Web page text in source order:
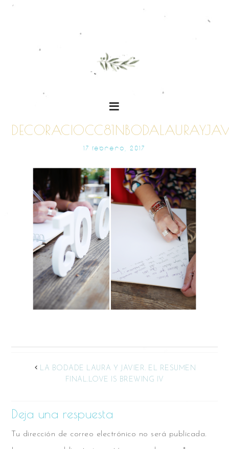
17 FEBRERO, 2017
LA BODADE LAURA Y JAVIER. EL RESUMEN
FINAL.LOVE IS BREWING IV
Deja una respuesta
Tu dirección de correo electrónico no será publicada.